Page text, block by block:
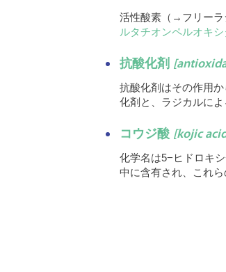
活性酸素（→フリーラ
ルタチオンペルオキ
抗酸化剤
抗酸化剤はその作用
化剤と、ラジカルに
コウジ酸 [kojic
化学名は5−ヒドロキ
中に含有され、これ